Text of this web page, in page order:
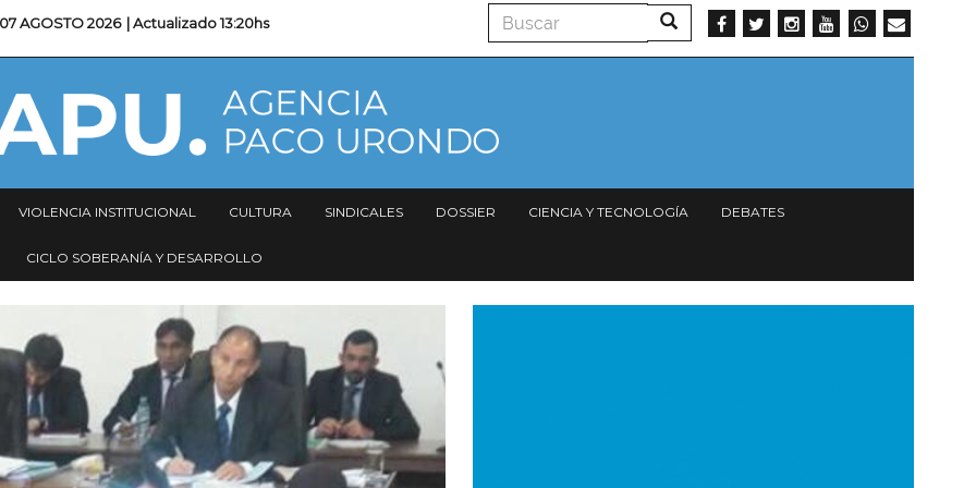
07 AGOSTO 2026 | Actualizado13:20hs Buscar Buscar
VIOLENCIA INSTITUCIONAL CULTURA SINDICALES DOSSIER CIENCIA Y TECNOLOGÍA DEBATES
CICLO SOBERANÍA Y DESARROLLO